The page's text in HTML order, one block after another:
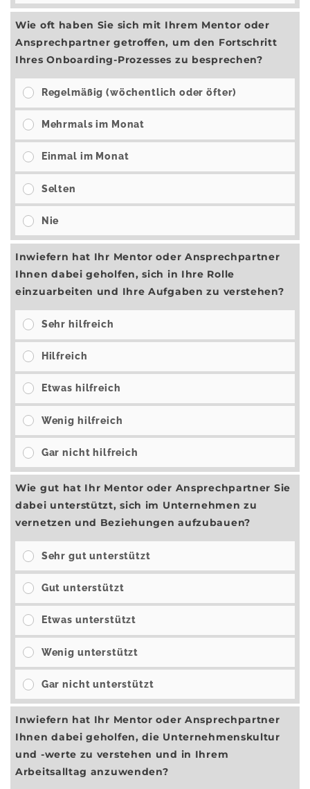
Wie oft haben Sie sich mit Ihrem Mentor oder
Ansprechpartner getroffen, um den Fortschritt
Ihres Onboarding-Prozesses zu besprechen?
Regelmäßig (wöchentlich oder öfter)
Mehrmals im Monat
Einmal im Monat
Selten
Nie
Inwiefern hat Ihr Mentor oder Ansprechpartner
Ihnen dabei geholfen, sich in Ihre Rolle
einzuarbeiten und Ihre Aufgaben zu verstehen?
Sehr hilfreich
Hilfreich
Etwas hilfreich
Wenig hilfreich
Gar nicht hilfreich
Wie gut hat Ihr Mentor oder Ansprechpartner Sie
dabei unterstützt, sich im Unternehmen zu
vernetzen und Beziehungen aufzubauen?
Sehr gut unterstützt
Gut unterstützt
Etwas unterstützt
Wenig unterstützt
Gar nicht unterstützt
Inwiefern hat Ihr Mentor oder Ansprechpartner
Ihnen dabei geholfen, die Unternehmenskultur
und -werte zu verstehen und in Ihrem
Arbeitsalltag anzuwenden?